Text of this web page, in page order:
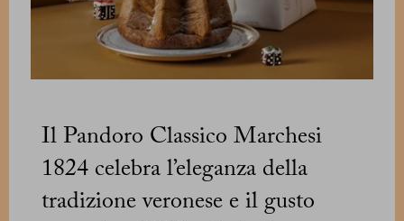
Il Pandoro Classico Marchesi
1824 celebra l’eleganza della
tradizione veronese e il gusto